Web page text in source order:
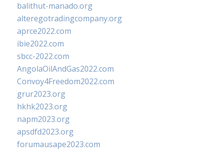
balithut-manado.org
alteregotradingcompany.org
aprce2022.com
ibie2022.com
sbcc-2022.com
AngolaOilAndGas2022.com
Convoy4Freedom2022.com
grur2023.org
hkhk2023.org
napm2023.org
apsdfd2023.org
forumausape2023.com